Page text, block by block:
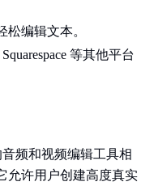
编辑文本。
等其他平台
频和视频编辑工具相
允许用户创建高度真实